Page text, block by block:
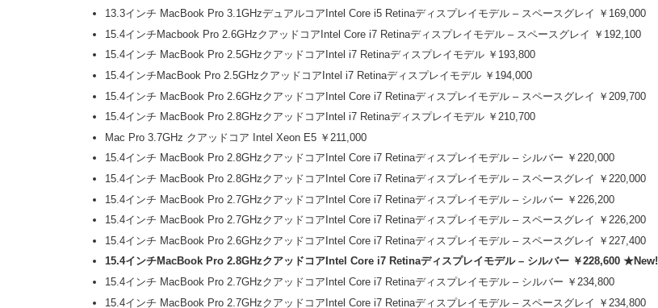
13.3インチ MacBook Pro 3.1GHzデュアルコアIntel Core i5 Retinaディスプレイモデル – スペースグレイ ￥169,000
15.4インチMacbook Pro 2.6GHzクアッドコアIntel Core i7 Retinaディスプレイモデル – スペースグレイ ￥192,100
15.4インチ MacBook Pro 2.5GHzクアッドコアIntel i7 Retinaディスプレイモデル ￥193,800
15.4インチMacBook Pro 2.5GHzクアッドコアIntel i7 Retinaディスプレイモデル ￥194,000
15.4インチ MacBook Pro 2.6GHzクアッドコアIntel Core i7 Retinaディスプレイモデル – スペースグレイ ￥209,700
15.4インチ MacBook Pro 2.8GHzクアッドコアIntel i7 Retinaディスプレイモデル ￥210,700
Mac Pro 3.7GHz クアッドコア Intel Xeon E5 ￥211,000
15.4インチ MacBook Pro 2.8GHzクアッドコアIntel Core i7 Retinaディスプレイモデル – シルバー ￥220,000
15.4インチ MacBook Pro 2.8GHzクアッドコアIntel Core i7 Retinaディスプレイモデル – スペースグレイ ￥220,000
15.4インチ MacBook Pro 2.7GHzクアッドコアIntel Core i7 Retinaディスプレイモデル – シルバー ￥226,200
15.4インチ MacBook Pro 2.7GHzクアッドコアIntel Core i7 Retinaディスプレイモデル – スペースグレイ ￥226,200
15.4インチ MacBook Pro 2.6GHzクアッドコアIntel Core i7 Retinaディスプレイモデル – スペースグレイ ￥227,400
15.4インチMacBook Pro 2.8GHzクアッドコアIntel Core i7 Retinaディスプレイモデル – シルバー ￥228,600 ★New!
15.4インチ MacBook Pro 2.7GHzクアッドコアIntel Core i7 Retinaディスプレイモデル – シルバー ￥234,800
15.4インチ MacBook Pro 2.7GHzクアッドコアIntel Core i7 Retinaディスプレイモデル – スペースグレイ ￥234,800